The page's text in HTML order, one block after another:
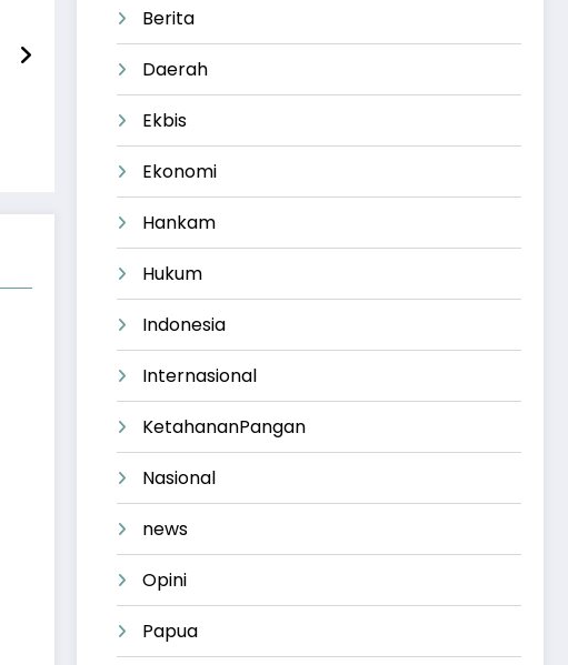
Berita
Daerah
Ekbis
Ekonomi
Hankam
Hukum
Indonesia
Internasional
KetahananPangan
Nasional
news
Opini
Papua